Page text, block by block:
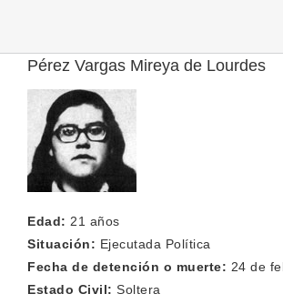
Pérez Vargas Mireya de Lourdes
Edad: 21 años
Situación: Ejecutada Política
Fecha de detención o muerte: 24 de
Estado Civil: Soltera